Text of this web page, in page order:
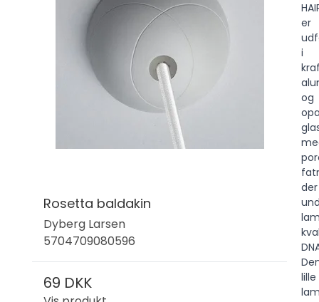
Rosetta baldakin
Dyberg Larsen
5704709080596
69 DKK
er
i
og
der
lille